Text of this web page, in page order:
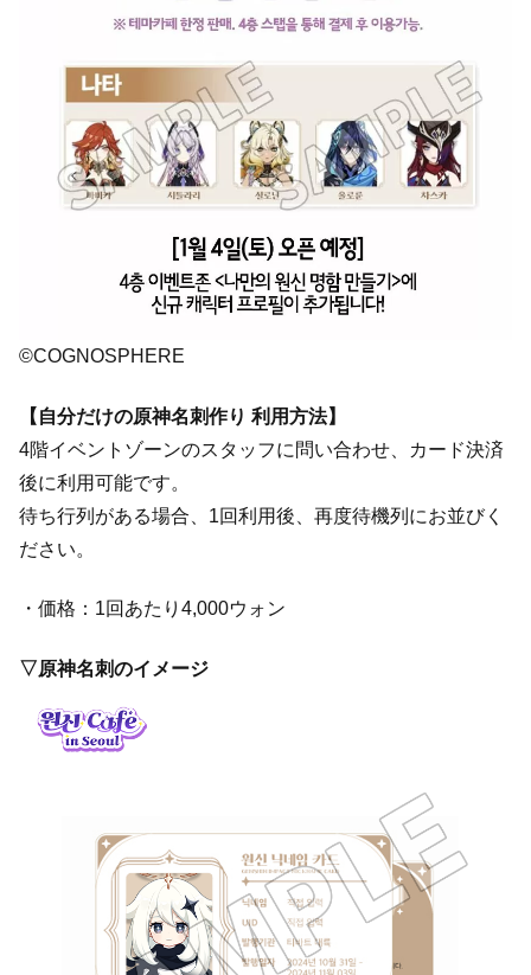
©COGNOSPHERE
【自分だけの原神名刺作り 利用方法】
4階イベントゾーンのスタッフに問い合わせ、カード決済
後に利用可能です。
待ち行列がある場合、1回利用後、再度待機列にお並びく
ださい。
・価格：1回あたり4,000ウォン
▽原神名刺のイメージ